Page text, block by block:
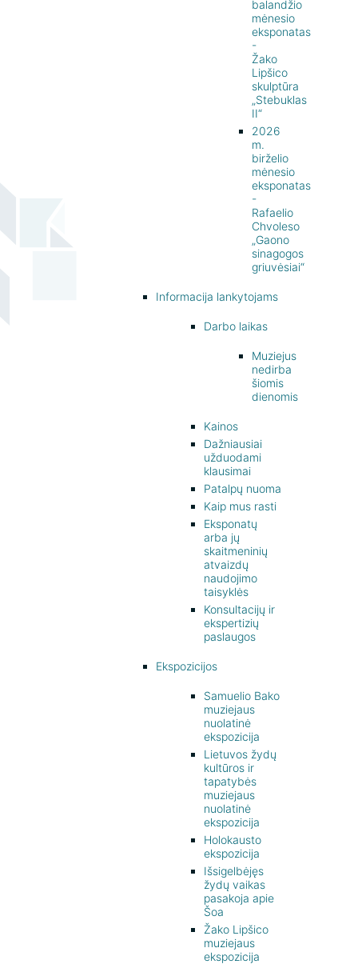
balandžio
mėnesio
eksponatas
-
Žako
Lipšico
skulptūra
„Stebuklas
II“
2026
m.
birželio
mėnesio
eksponatas
-
Rafaelio
Chvoleso
„Gaono
sinagogos
griuvėsiai“
Informacija lankytojams
Darbo laikas
Muziejus
nedirba
šiomis
dienomis
Kainos
Dažniausiai
užduodami
klausimai
Patalpų nuoma
Kaip mus rasti
Eksponatų
arba jų
skaitmeninių
atvaizdų
naudojimo
taisyklės
Konsultacijų ir
ekspertizių
paslaugos
Ekspozicijos
Samuelio Bako
muziejaus
nuolatinė
ekspozicija
Lietuvos žydų
kultūros ir
tapatybės
muziejaus
nuolatinė
ekspozicija
Holokausto
ekspozicija
Išsigelbėjęs
žydų vaikas
pasakoja apie
Šoa
Žako Lipšico
muziejaus
ekspozicija